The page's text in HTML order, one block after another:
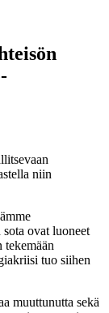
niin
ovat luoneet
tekemään
tuo siihen
muuttunutta sekä